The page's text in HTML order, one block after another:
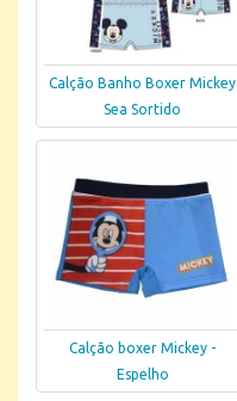
Calção Banho Boxer Mickey
Sea Sortido
Calção boxer Mickey -
Espelho